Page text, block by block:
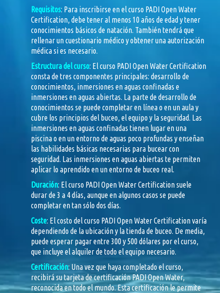
Requisitos: Para inscribirse en el curso PADI Open Water
Certification, debe tener al menos 10 años de edad y tener
conocimientos básicos de natación. También tendrá que
rellenar un cuestionario médico y obtener una autorización
médica si es necesario.
Estructura del curso: El curso PADI Open Water Certification
consta de tres componentes principales: desarrollo de
conocimientos, inmersiones en aguas confinadas e
inmersiones en aguas abiertas. La parte de desarrollo de
conocimientos se puede completar en línea o en un aula y
cubre los principios del buceo, el equipo y la seguridad. Las
inmersiones en aguas confinadas tienen lugar en una
piscina o en un entorno de aguas poco profundas y enseñan
las habilidades básicas necesarias para bucear con
seguridad. Las inmersiones en aguas abiertas te permiten
aplicar lo aprendido en un entorno de buceo real.
Duración: El curso PADI Open Water Certification suele
durar de 3 a 4 días, aunque en algunos casos se puede
completar en tan sólo dos días.
Coste: El costo del curso PADI Open Water Certification varía
dependiendo de la ubicación y la tienda de buceo. De media,
puede esperar pagar entre 300 y 500 dólares por el curso,
que incluye el alquiler de todo el equipo necesario.
Certificación: Una vez que haya completado el curso,
recibirá su tarjeta de certificación PADI Open Water,
reconocida en todo el mundo. Esta certificación le permite